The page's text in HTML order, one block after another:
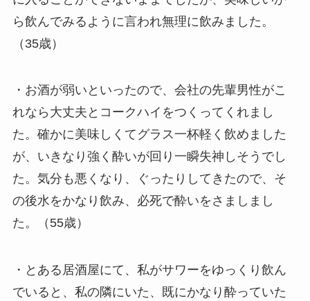
ら飲んでみるように言われ無理に飲みました。
（35歳）
・お酒が弱いといったので、会社の先輩男性がこ
れなら大丈夫とコークハイをつくってくれまし
た。確かに美味しくてグラス一杯軽く飲めました
が、いきなり強く酔いが回り一瞬失神しそうでし
た。気分も悪くなり、ぐったりしてきたので、そ
の後水をかなり飲み、必死で酔いをさましまし
た。（55歳）
・とある居酒屋にて、私がサワーをゆっくり飲ん
でいると、私の隣にいた、既にかなり酔っていた